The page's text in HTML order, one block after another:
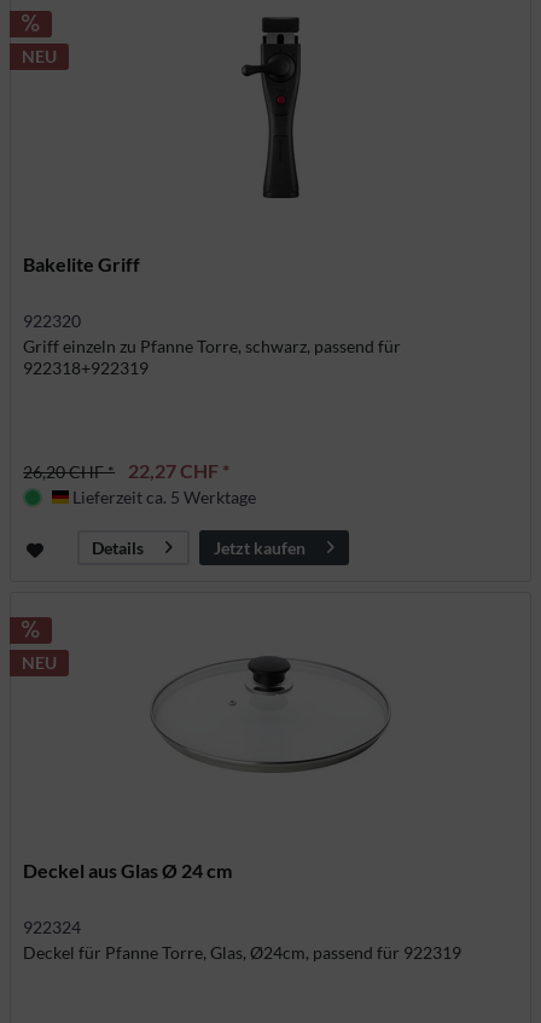
NEU
Bakelite Griff
922320
Griff einzeln zu Pfanne Torre, schwarz, passend für
922318+922319
26,20 CHF * 22,27 CHF *
Deutschland
Lieferzeit ca. 5 Werktage
Details Jetzt kaufen
NEU
Deckel aus Glas Ø 24 cm
922324
Deckel für Pfanne Torre, Glas, Ø24cm, passend für 922319